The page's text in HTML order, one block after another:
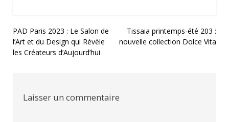
Navigation
de
PAD Paris 2023 : Le Salon de
l’Art et du Design qui Révèle
les Créateurs d’Aujourd’hui
Tissaia printemps-été 203 :
nouvelle collection Dolce Vita
Laisser un commentaire